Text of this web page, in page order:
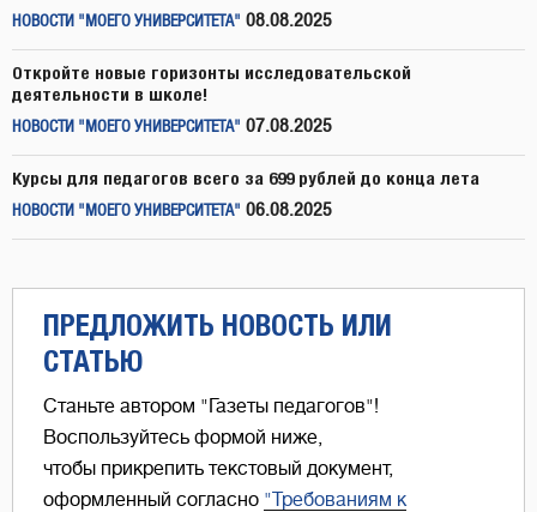
НОВОСТИ "МОЕГО УНИВЕРСИТЕТА" 08.08.2025
Откройте новые горизонты исследовательской
деятельности в школе!
НОВОСТИ "МОЕГО УНИВЕРСИТЕТА" 07.08.2025
Курсы для педагогов всего за 699 рублей до конца лета
НОВОСТИ "МОЕГО УНИВЕРСИТЕТА" 06.08.2025
ПРЕДЛОЖИТЬ НОВОСТЬ ИЛИ
СТАТЬЮ
Станьте автором "Газеты педагогов"!
Воспользуйтесь формой ниже,
чтобы прикрепить текстовый документ,
оформленный согласно "Требованиям к